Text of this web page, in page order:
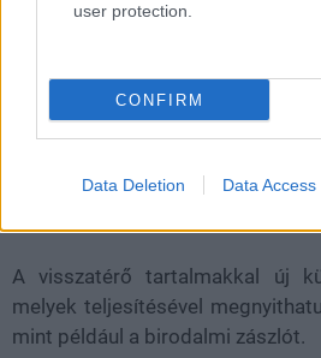
user protection.
CONFIRM
Data Deletion Data Access
A srácok kinyitották a széfet,
kozmetikai extrákkal együtt.
mindenkinek lehetősége lesz
többieket, de a bejelentő
A visszatérő tartalmakkal új
melyek teljesítésével
mint például a birodalmi zászlót.